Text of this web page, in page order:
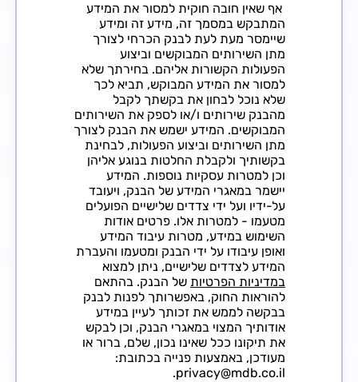
אף שאין חובה חוקית למסור את המידע
המתבקש במסמך זה, מידע זה ומידע
שיימסר מעת לעת לבנק הכרחי לצורך
מתן השירותים המבוקשים וביצוע
הפעולות הקשורות אליהם. בחירתך שלא
למסור את המידע המבוקש, תביא לכך
שלא נוכל לבחון את בקשתך לקבל
מהבנק שירותים ו/או לספק את השירותים
המבוקשים. המידע ישמש את הבנק לצורך
מתן השירותים וביצוע הפעולות, לבחינת
בקשותיך ולקבלת החלטות בנוגע אליהן
וכן למטרות עסקיות נוספות. המידע
יישמר במאגרי המידע של הבנק, ויעובד
על-ידיו ועל ידי צדדים שלישיים הפועלים
מטעמו - למטרות אלו. פרטים אודות
השימוש במידע, מטרות עיבוד המידע
ואופן עיבודו על ידי הבנק ומטעמו והעברת
המידע לצדדים שלישיים, ניתן למצוא
במדיניות הפרטיות של הבנק. בהתאם
להוראות החוק, באפשרותך לפנות לבנק
בבקשה לממש את זכותך לעיין במידע
אודותיך המצוי במאגרי הבנק, וכן לבקש
את תיקונו ככל שאינו נכון, שלם, ברור או
מעודכן, באמצעות פנייה בכתובת:
privacy@mdb.co.il.